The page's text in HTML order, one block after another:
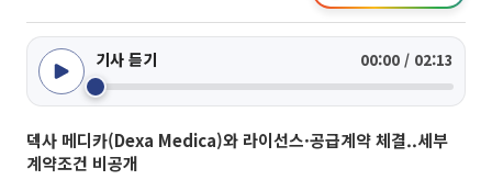
기사 듣기 00:00 / 02:13
덱사 메디카(Dexa Medica)와 라이선스·공급계약 체결..세부
계약조건 비공개